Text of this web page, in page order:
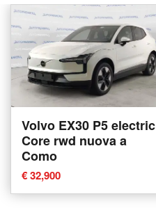
Volvo EX30 P5 electric
Core rwd nuova a
Como
€ 32,900